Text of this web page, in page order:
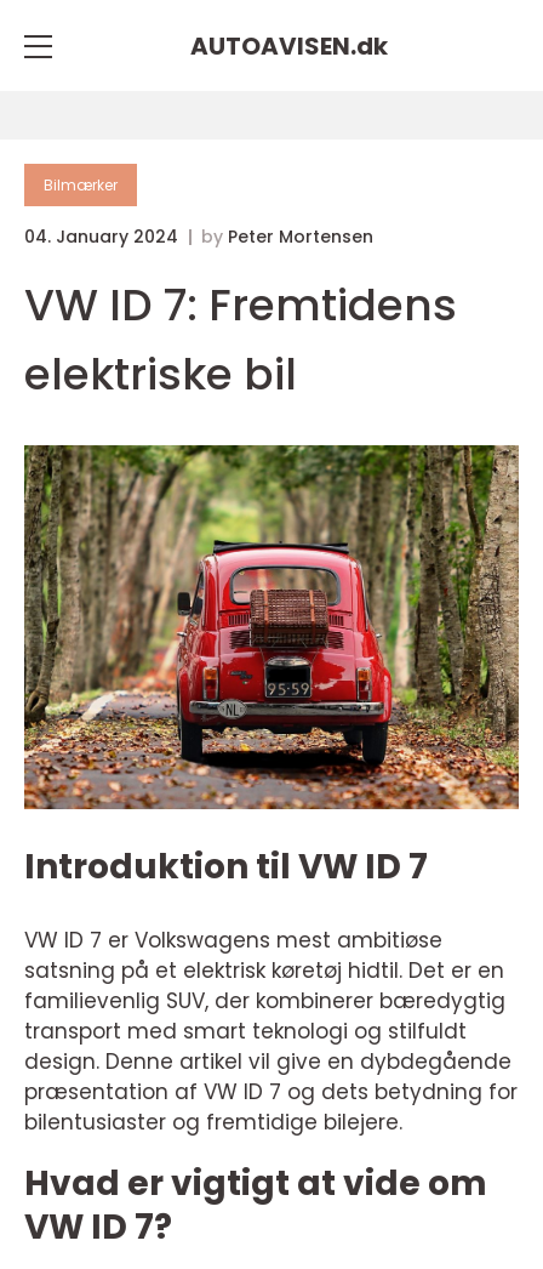
AUTOAVISEN.dk
Bilmærker
04. January 2024 by Peter Mortensen
VW ID 7: Fremtidens
elektriske bil
Introduktion til VW ID 7
VW ID 7 er Volkswagens mest ambitiøse
satsning på et elektrisk køretøj hidtil. Det er en
familievenlig SUV, der kombinerer bæredygtig
transport med smart teknologi og stilfuldt
design. Denne artikel vil give en dybdegående
præsentation af VW ID 7 og dets betydning for
bilentusiaster og fremtidige bilejere.
Hvad er vigtigt at vide om
VW ID 7?